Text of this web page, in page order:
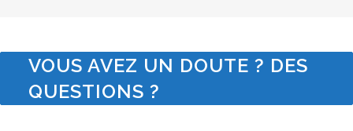
VOUS AVEZ UN DOUTE ? DES
QUESTIONS ?